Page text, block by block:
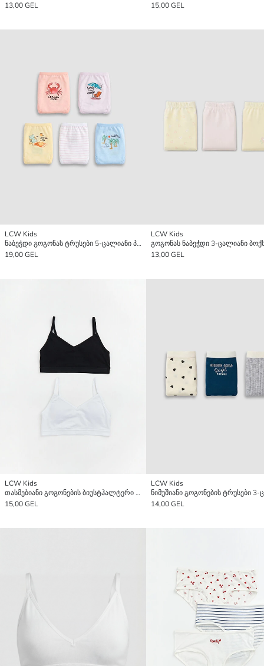
13,00 GEL
15,00 GEL
LCW Kids
ნაბეჭდი გოგონას ტრუსები 5-ცალიანი პაკეტი
19,00 GEL
LCW Kids
13,00 GEL
LCW Kids
თასმებიანი გოგონების ბიუსტჰალტერი 2 შეკვრა
15,00 GEL
LCW Kids
14,00 GEL